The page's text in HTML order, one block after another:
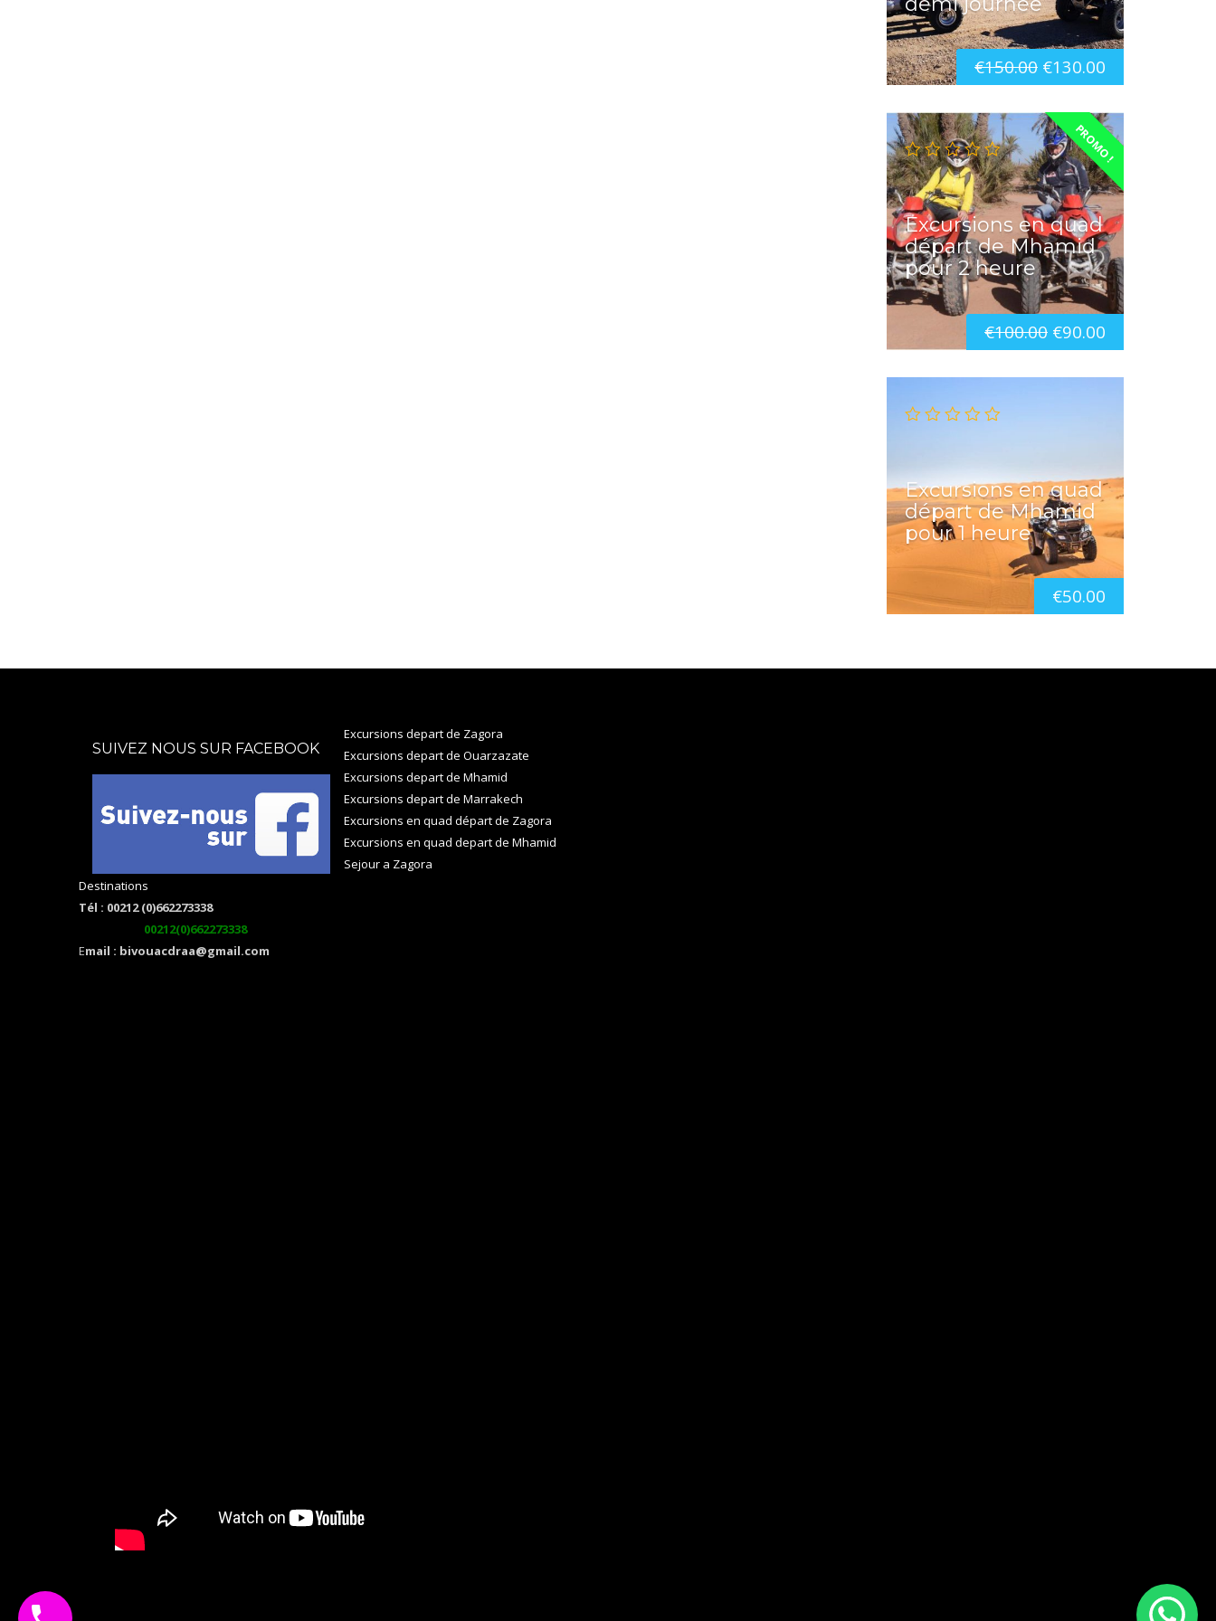
€150.00 €130.00
PROMO !
Excursions en quad
départ de Mhamid
pour 2 heure
€100.00 €90.00
Excursions en quad
départ de Mhamid
pour 1 heure
€50.00
SUIVEZ NOUS SUR FACEBOOK
Excursions depart de Zagora
Excursions depart de Ouarzazate
Excursions depart de Mhamid
Excursions depart de Marrakech
Excursions en quad départ de Zagora
Excursions en quad depart de Mhamid
Sejour a Zagora
Destinations
Tél : 00212 (0)662273338
00212(0)662273338
Email : bivouacdraa@gmail.com